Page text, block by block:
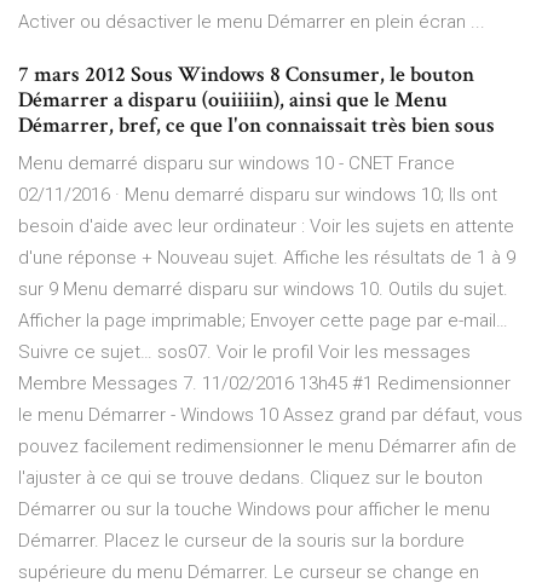
Activer ou désactiver le menu Démarrer en plein écran ...
7 mars 2012 Sous Windows 8 Consumer, le bouton
Démarrer a disparu (ouiiiiin), ainsi que le Menu
Démarrer, bref, ce que l'on connaissait très bien sous
Menu demarré disparu sur windows 10 - CNET France
02/11/2016 · Menu demarré disparu sur windows 10; Ils ont
besoin d'aide avec leur ordinateur : Voir les sujets en attente
d'une réponse + Nouveau sujet. Affiche les résultats de 1 à 9
sur 9 Menu demarré disparu sur windows 10. Outils du sujet.
Afficher la page imprimable; Envoyer cette page par e-mail…
Suivre ce sujet… sos07. Voir le profil Voir les messages
Membre Messages 7. 11/02/2016 13h45 #1 Redimensionner
le menu Démarrer - Windows 10 Assez grand par défaut, vous
pouvez facilement redimensionner le menu Démarrer afin de
l'ajuster à ce qui se trouve dedans. Cliquez sur le bouton
Démarrer ou sur la touche Windows pour afficher le menu
Démarrer. Placez le curseur de la souris sur la bordure
supérieure du menu Démarrer. Le curseur se change en